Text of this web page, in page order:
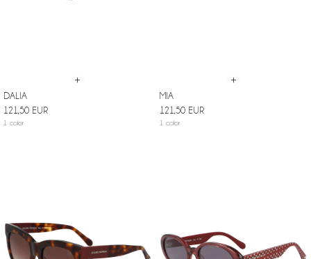
+
DALIA
121,50 EUR
1 color
+
MIA
121,50 EUR
1 color